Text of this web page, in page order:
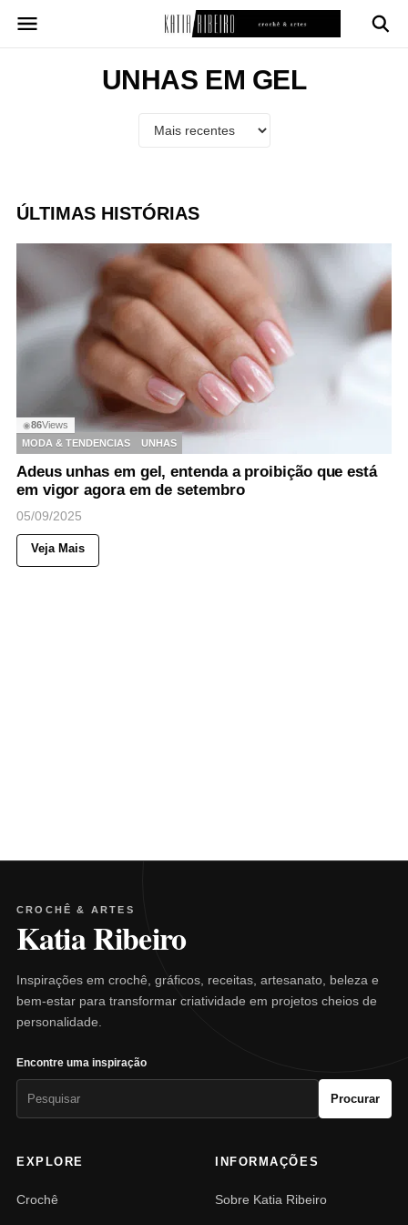
para
UNHAS EM GEL
ÚLTIMAS HISTÓRIAS
◉86Views
MODA & TENDENCIAS
UNHAS
Adeus unhas em gel, entenda a proibição que está
em vigor agora em de setembro
05/09/2025
Veja Mais
CROCHÊ & ARTES
Katia Ribeiro
Inspirações em crochê, gráficos, receitas, artesanato, beleza e
bem-estar para transformar criatividade em projetos cheios de
personalidade.
Encontre uma inspiração
Procurar
EXPLORE
Crochê
INFORMAÇÕES
Sobre Katia Ribeiro